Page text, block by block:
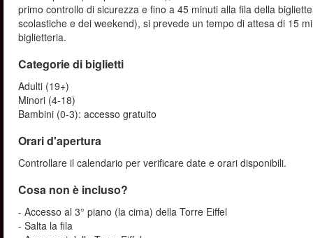
primo controllo di sicurezza e fino a 45 minuti alla fila della
scolastiche e dei weekend), si prevede un tempo di attesa di 15
biglietteria.
Categorie di biglietti
Adulti (19+)
Minori (4-18)
Bambini (0-3): accesso gratuito
Orari d'apertura
Controllare il calendario per verificare date e orari disponibili.
Cosa non è incluso?
- Accesso al 3° piano (la cima) della Torre Eiffel
- Salta la fila